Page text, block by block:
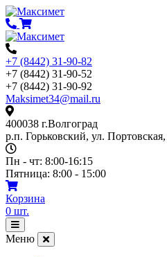
Перейти
к
содержимому
+7 (8442) 31-90-82
+7 (8442) 31-90-52
+7 (8442) 31-90-92
Maksimet34@mail.ru
400038 г.Волгоград
р.п. Горьковский, ул. Портовская,
Пн - чт: 8:00-16:15
Пятница: 8:00 - 15:00
Корзина
0 шт.
Открыть
меню
Меню